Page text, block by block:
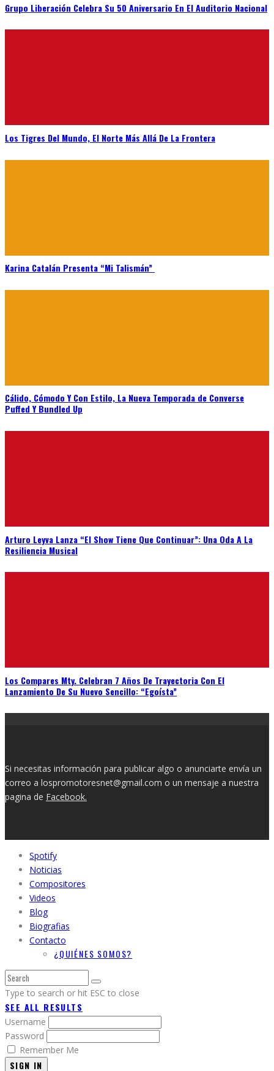
Grupo Liberación Celebra Su 50 Aniversario En El Auditorio Nacional
Los Tigres Del Mundo, El Norte Más Allá De La Frontera
Karina Catalán Presenta “Mi Talismán”
Cálido, Cómodo Y Con Estilo, La Nueva Temporada de Converse
Puffed Y Bundled Up
Arturo Leyva Lanza “El Show Tiene Que Continuar”: Una Oda A La
Resiliencia Musical
Los Compares Mty. Celebran 7 Años De Trayectoria Con El
Lanzamiento De Su Nuevo Sencillo: “Egoísta”
Si necesitas información para publicar algo o anunciarte envía un
correo a lospromotoresnet@gmail.com o un mensaje a nuestra
pagina de Facebook.
Spotify
Noticias
Compositores
Videos
Blog
Biografias
Contacto
¿QUIÉNES SOMOS?
Type to search or hit ESC to close
SEE ALL RESULTS
Username
Password
Remember Me
SIGN IN